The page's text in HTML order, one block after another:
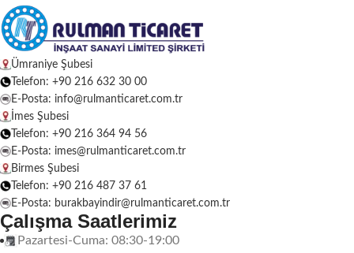
Ümraniye Şubesi
Telefon: +90 216 632 30 00
E-Posta: info@rulmanticaret.com.tr
İmes Şubesi
Telefon: +90 216 364 94 56
E-Posta: imes@rulmanticaret.com.tr
Birmes Şubesi
Telefon: +90 216 487 37 61
E-Posta: burakbayindir@rulmanticaret.com.tr
Çalışma Saatlerimiz
Pazartesi-Cuma: 08:30-19:00